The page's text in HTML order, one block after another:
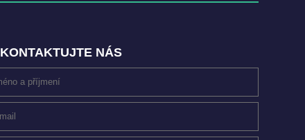
KONTAKTUJTE NÁS